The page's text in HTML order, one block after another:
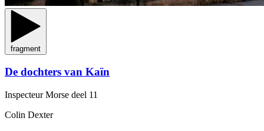
fragment
De dochters van Kaïn
Inspecteur Morse deel 11
Colin Dexter